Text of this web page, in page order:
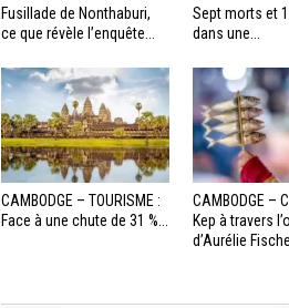
Fusillade de Nonthaburi,
ce que révèle l’enquête...
Sept morts et
dans une...
CAMBODGE – TOURISME :
Face à une chute de 31 %...
CAMBODGE –
Kep à travers
d’Aurélie